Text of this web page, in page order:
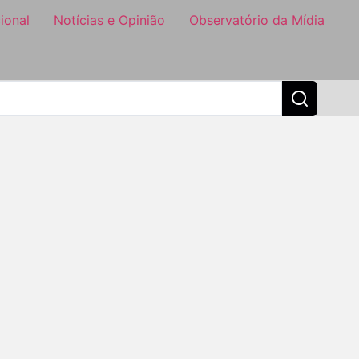
Notícias e Opinião Observatório da Mídia